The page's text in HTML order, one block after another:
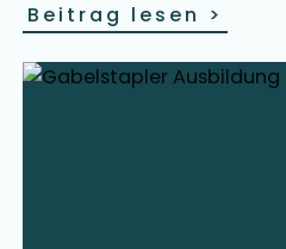
Beitrag lesen >